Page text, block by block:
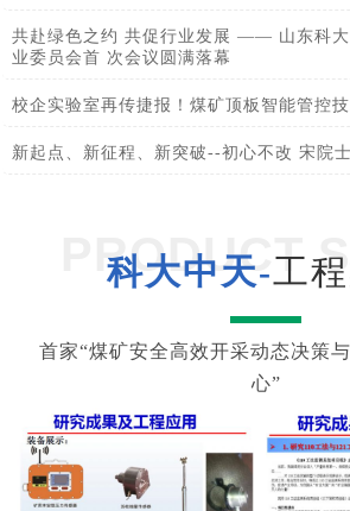
共赴绿色之约 共促行业发展 —— 山东科大
业委员会首 次会议圆满落幕
校企实验室再传捷报！煤矿顶板智能管控
新起点、新征程、新突破--初心不改 宋院
PRODUCT
科大中天-工
首家“煤矿安全高效开采动态决策
心”